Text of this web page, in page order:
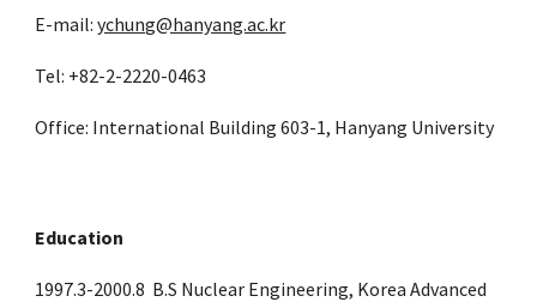
E-mail: ychung@hanyang.ac.kr
Tel: +82-2-2220-0463
Office: International Building 603-1, Hanyang University
Education
1997.3-2000.8  B.S Nuclear Engineering, Korea Advanced